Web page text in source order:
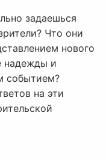
задаешься
Что они
нового
надежды и
событием?
на эти